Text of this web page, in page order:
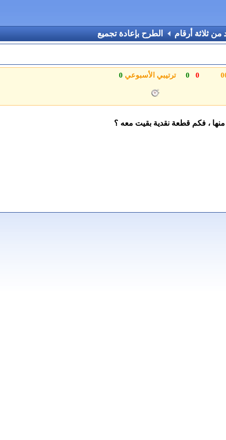
من ثلاثة أرقام
الطرح بإعادة تجميع
0
0 ترتيبي الأسبوعي 0
، فكم قطعة نقدية بقيت معه ؟